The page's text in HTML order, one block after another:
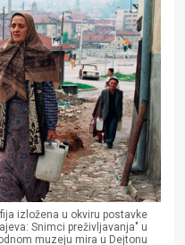
izložena u okviru postavke
Snimci preživljavanja" u
muzeju mira u Dejtonu